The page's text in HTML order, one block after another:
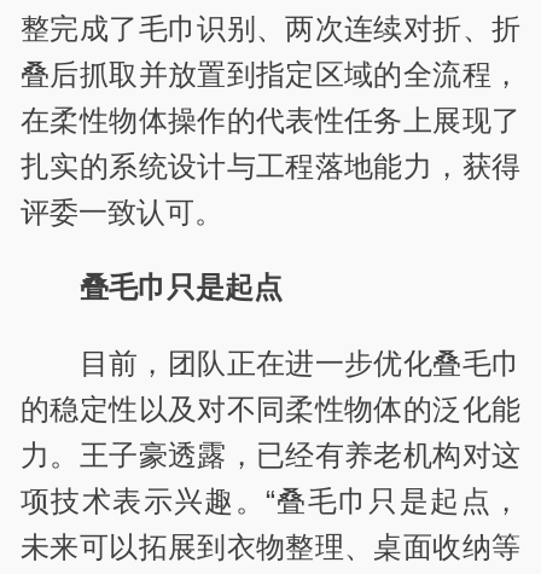
整完成了毛巾识别、两次连续对折、折
叠后抓取并放置到指定区域的全流程，
在柔性物体操作的代表性任务上展现了
扎实的系统设计与工程落地能力，获得
评委一致认可。
叠毛巾只是起点
目前，团队正在进一步优化叠毛巾
的稳定性以及对不同柔性物体的泛化能
力。王子豪透露，已经有养老机构对这
项技术表示兴趣。“叠毛巾只是起点，
未来可以拓展到衣物整理、桌面收纳等